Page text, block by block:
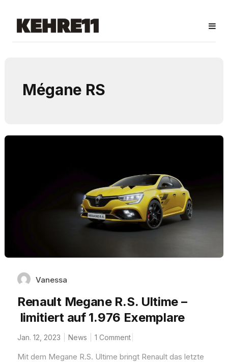
Mégane RS
Vanessa
Renault Megane R.S. Ultime –
limitiert auf 1.976 Exemplare
Jan. 12, 2023 News 1 Comment
Mit dem Megane R.S. Ultime bringt Renault das letzte